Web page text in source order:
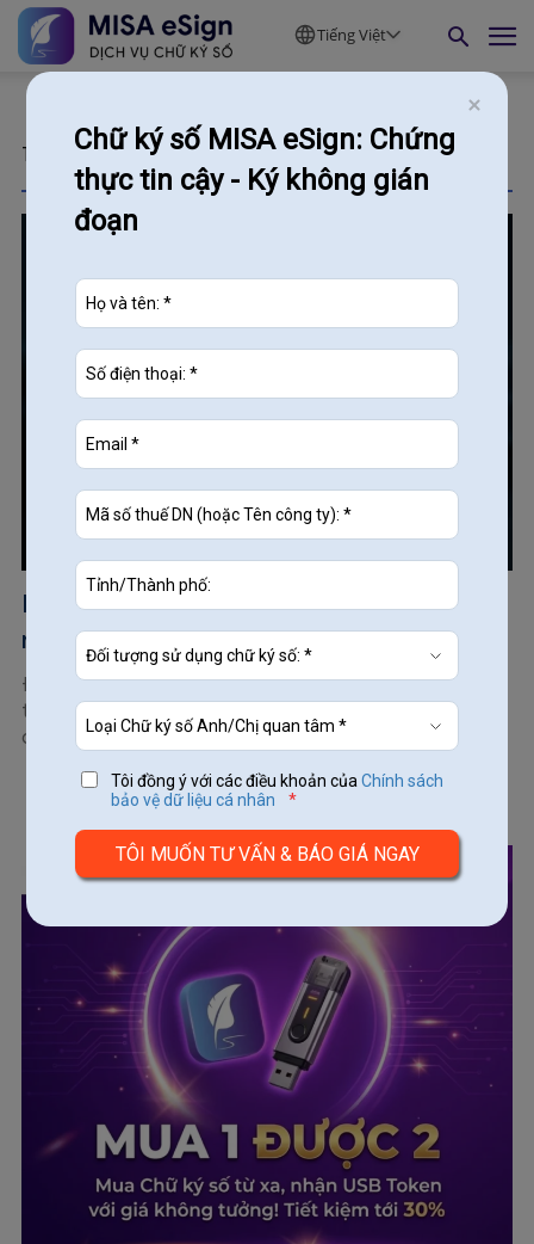
Tiếng Việt
Tags đăng ký thành lập doanh nghiệp
Hướng dẫn đăng ký thành lập doanh
nghiệp online qua mạng năm 2020
Đăng ký thành lập doanh nghiệp qua mạng giảm thiểu
tiếp xúc trong mùa dịch covid-19 Hiện nay, ngày càng
có nhiều doanh nghiệp mới...
Chữ ký số MISA eSign: Chứng
thực tin cậy - Ký không gián
đoạn
Tôi đồng ý với các điều khoản củaChính sách
bảo vệ dữ liệu cá nhân
*